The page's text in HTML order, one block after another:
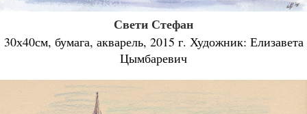
Свети Стефан
30х40см, бумага, акварель, 2015 г. Художник: Елизавета
Цымбаревич